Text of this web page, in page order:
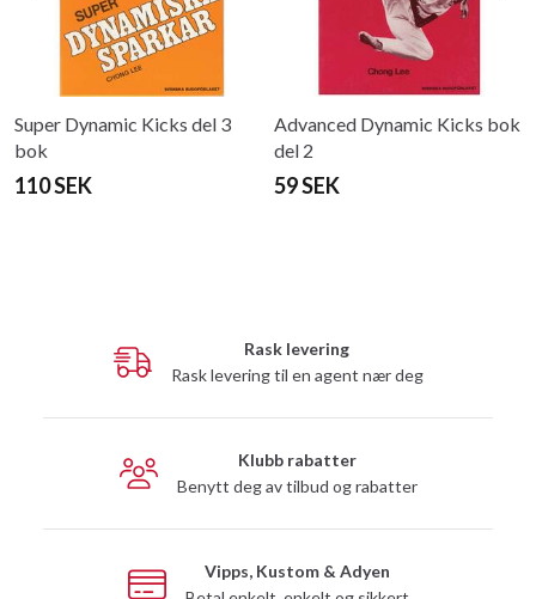
Super Dynamic Kicks del 3
bok
110 SEK
Advanced Dynamic Kicks bok
del 2
59 SEK
Rask levering
Rask levering til en agent nær deg
Klubb rabatter
Benytt deg av tilbud og rabatter
Vipps, Kustom & Adyen